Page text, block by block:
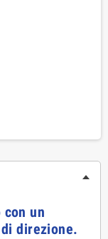
con un
direzione.